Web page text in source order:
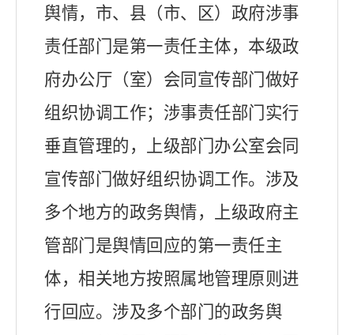
舆情，市、县（市、区）政府涉事
责任部门是第一责任主体，本级政
府办公厅（室）会同宣传部门做好
组织协调工作；涉事责任部门实行
垂直管理的，上级部门办公室会同
宣传部门做好组织协调工作。涉及
多个地方的政务舆情，上级政府主
管部门是舆情回应的第一责任主
体，相关地方按照属地管理原则进
行回应。涉及多个部门的政务舆